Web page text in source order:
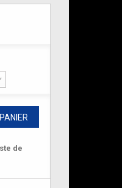
de